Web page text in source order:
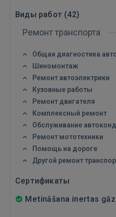
Забыли пароль?
 Sign in
Ещё не
Виды работ (42)
Ремонт транспорта
Общая диагностика
Шиномонтаж
Ремонт автоэлектрики
Кузовные работы
Ремонт двигателя
Комплексный ремонт
Обслуживание
Ремонт мототехники
Помощь на дороге
Другой ремонт
Сертификаты
Metināšana inertas